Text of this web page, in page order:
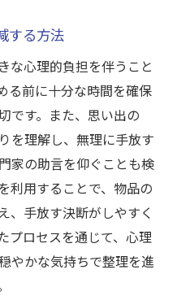
する方法
な心理的負担を伴うこと
る前に十分な時間を確保
です。また、思い出の
を理解し、無理に手放す
家の助言を仰ぐことも検
利用することで、物品の
、手放す決断がしやすく
プロセスを通じて、心理
やかな気持ちで整理を進